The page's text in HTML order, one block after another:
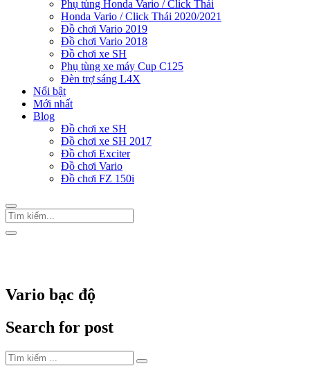
Phụ tùng Honda Vario / Click Thái
Honda Vario / Click Thái 2020/2021
Đồ chơi Vario 2019
Đồ chơi Vario 2018
Đồ chơi xe SH
Phụ tùng xe máy Cup C125
Đèn trợ sáng L4X
Nổi bật
Mới nhất
Blog
Đồ chơi xe SH
Đồ chơi xe SH 2017
Đồ chơi Exciter
Đồ chơi Vario
Đồ chơi FZ 150i
Vario bạc độ
Search for post